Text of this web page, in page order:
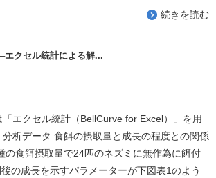
続きを読む
エクセル統計による解...
エクセル統計（BellCurve for Excel）」を用
析データ 食餌の摂取量と成長の程度との関係
の食餌摂取量で24匹のネズミに無作為に餌付
の成長を示すパラメーターが下図表1のよう